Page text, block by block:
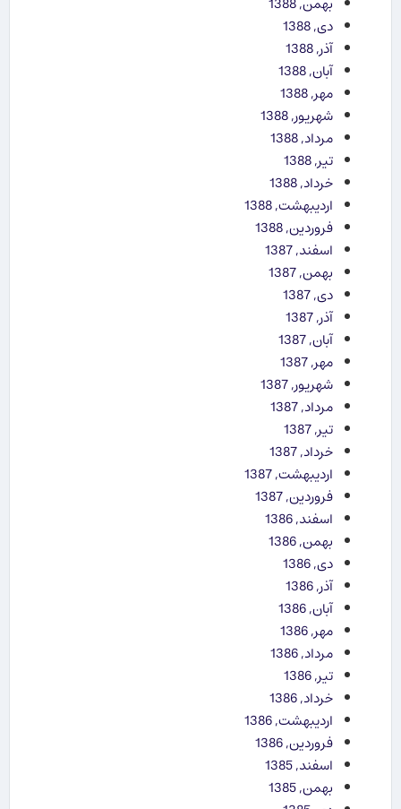
دی, 1388
آذر, 1388
آبان, 1388
مهر, 1388
شهریور, 1388
مرداد, 1388
تیر, 1388
خرداد, 1388
اردیبهشت, 1388
فروردین, 1388
اسفند, 1387
بهمن, 1387
دی, 1387
آذر, 1387
آبان, 1387
مهر, 1387
شهریور, 1387
مرداد, 1387
تیر, 1387
خرداد, 1387
اردیبهشت, 1387
فروردین, 1387
اسفند, 1386
بهمن, 1386
دی, 1386
آذر, 1386
آبان, 1386
مهر, 1386
مرداد, 1386
تیر, 1386
خرداد, 1386
اردیبهشت, 1386
فروردین, 1386
اسفند, 1385
بهمن, 1385